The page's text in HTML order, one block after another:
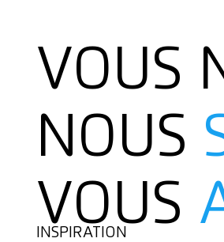
VOUS
NOUS
VOUS
INSPIRATION